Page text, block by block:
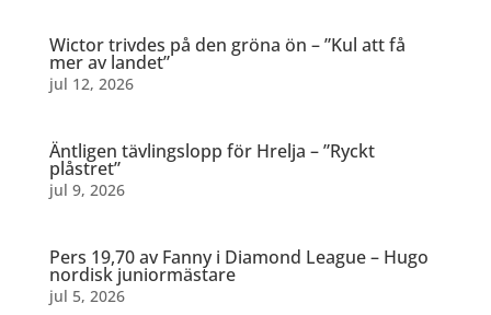
Wictor trivdes på den gröna ön – ”Kul att få
mer av landet”
jul 12, 2026
Äntligen tävlingslopp för Hrelja – ”Ryckt
plåstret”
jul 9, 2026
Pers 19,70 av Fanny i Diamond League – Hugo
nordisk juniormästare
jul 5, 2026